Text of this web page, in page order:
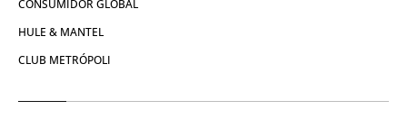
CONSUMIDOR GLOBAL
HULE & MANTEL
CLUB METRÓPOLI